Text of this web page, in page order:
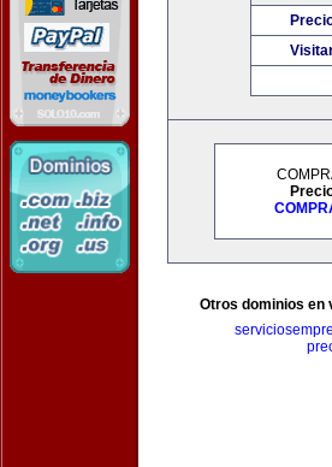
Otros dominios en